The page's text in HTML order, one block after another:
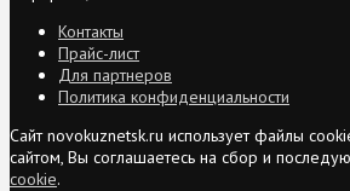
Контакты
Прайс-лист
Для партнеров
Политика конфиденциальности
Сайт novokuznetsk.ru использует файлы
сайтом, Вы соглашаетесь на сбор и
cookie.